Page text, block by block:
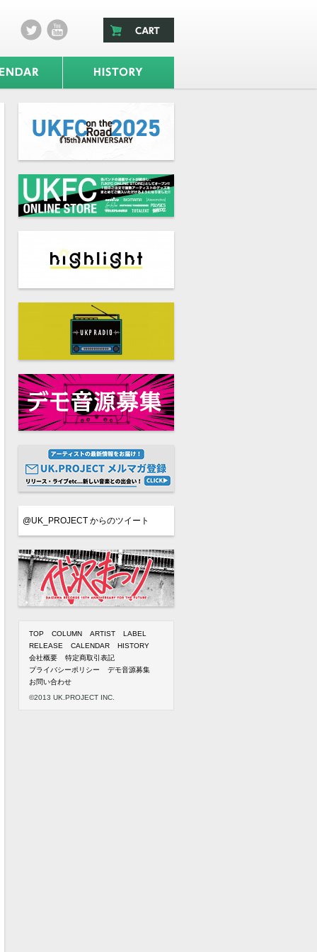
@UK_PROJECT からのツイート
TOP COLUMN ARTIST
LABEL
RELEASE
CALENDAR
HISTORY
会社概要
特定商取引表記
プライバシーポリシー
デモ音源募集
お問い合わせ
©2013 UK.PROJECT INC.